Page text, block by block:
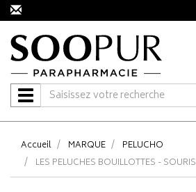
Navigation
Accueil MARQUE
PELUCHO
LES PELUCHES BOUILLOTTES - SOURIS